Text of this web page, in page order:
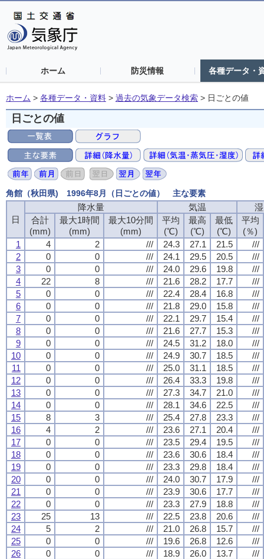
ホーム 防災情報 各種データ・
ホーム > 各種データ・資料 > 過去の気象データ検索 > 日ごとの値
日ごとの値
角館（秋田県) 1996年8月（日ごとの値） 主な要素
日
降水量 気温
合計
(mm)
最大1時間
(mm)
最大10分間
(mm)
平均
(℃)
最高
(℃)
最低
(℃)
平均
(％)
1
4 2 /// 24.3 27.1 21.5
///
2
0 0 /// 24.1 29.5 20.5
///
3
0 0 /// 24.0 29.6 19.8
///
4
22 8 /// 21.6 28.2 17.7
///
5
0 0 /// 22.4 28.4 16.8
///
6
0 0 /// 21.8 29.0 15.8
///
7
0 0 /// 22.1 29.7 15.4
///
8
0 0 /// 21.6 27.7 15.3
///
9
0 0 /// 24.5 31.2 18.0
///
10
0 0 /// 24.9 30.7 18.5
///
11
0 0 /// 25.0 31.1 18.5
///
12
0 0 /// 26.4 33.3 19.8
///
13
0 0 /// 27.3 34.7 21.0
///
14
0 0 /// 28.1 34.6 22.5
///
15
8 3 /// 25.4 27.8 23.3
///
16
4 2 /// 23.6 27.1 20.4
///
17
0 0 /// 23.5 29.4 19.5
///
18
0 0 /// 23.6 30.6 18.4
///
19
0 0 /// 23.3 29.8 18.4
///
20
0 0 /// 24.0 30.7 17.9
///
21
0 0 /// 23.9 30.6 17.7
///
22
0 0 /// 23.3 27.9 18.8
///
23
25 13 /// 22.5 23.8 20.6
///
24
5 2 /// 21.0 26.8 15.7
///
25
0 0 /// 19.6 26.8 12.6
///
26
0 0 /// 18.9 26.0 13.7
///